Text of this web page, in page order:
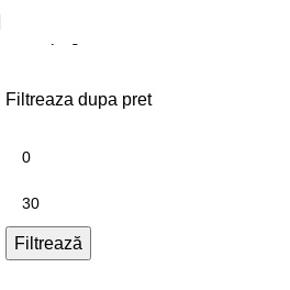
Filtreaza dupa pret
Filtrează